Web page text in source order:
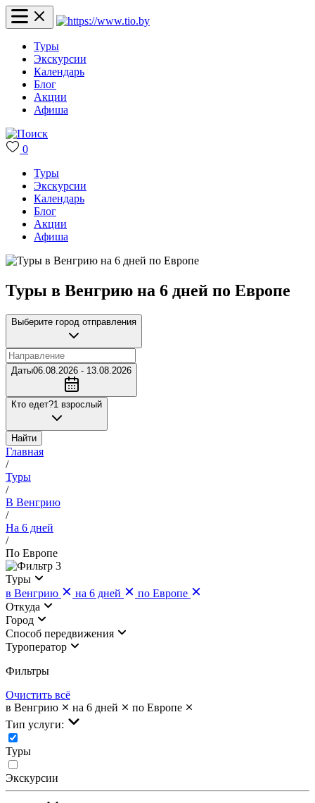
Туры
Экскурсии
Календарь
Блог
Акции
Афиша
0
Туры
Экскурсии
Календарь
Блог
Акции
Афиша
Туры в Венгрию на 6 дней по Европе
Выберите город отправления
Даты06.08.2026 - 13.08.2026
Кто едет?1 взрослый
Найти
Главная
/
Туры
/
В Венгрию
/
На 6 дней
/
По Европе
3
Туры
в Венгрию
на 6 дней
по Европе
Откуда
Город
Cпособ передвижения
Туроператор
Фильтры
Очистить всё
в Венгрию
на 6 дней
по Европе
Тип услуги:
Туры
Экскурсии